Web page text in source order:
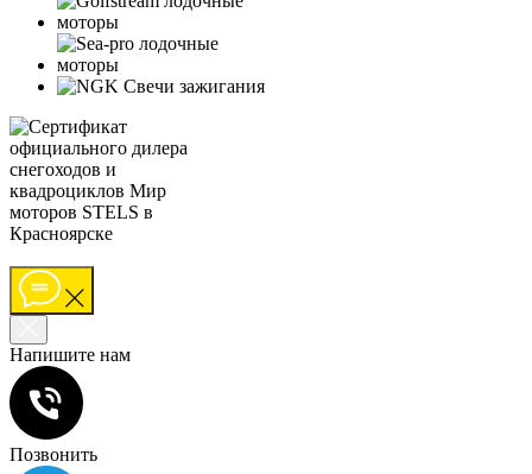
Напишите нам
Позвонить